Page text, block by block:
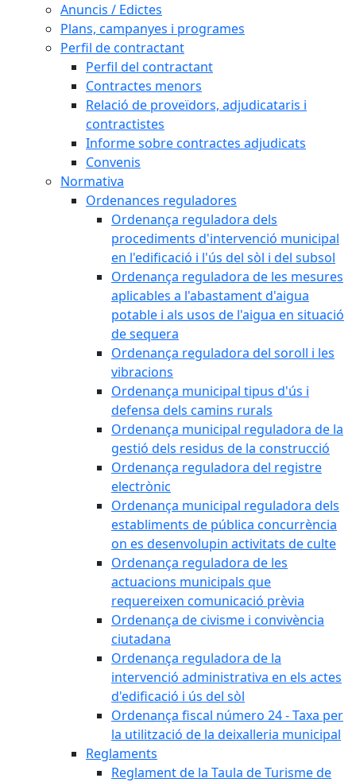
Anuncis / Edictes
Plans, campanyes i programes
Perfil de contractant
Perfil del contractant
Contractes menors
Relació de proveïdors, adjudicataris i
contractistes
Informe sobre contractes adjudicats
Convenis
Normativa
Ordenances reguladores
Ordenança reguladora dels
procediments d'intervenció municipal
en l'edificació i l'ús del sòl i del subsol
Ordenança reguladora de les mesures
aplicables a l'abastament d'aigua
potable i als usos de l'aigua en situació
de sequera
Ordenança reguladora del soroll i les
vibracions
Ordenança municipal tipus d'ús i
defensa dels camins rurals
Ordenança municipal reguladora de la
gestió dels residus de la construcció
Ordenança reguladora del registre
electrònic
Ordenança municipal reguladora dels
establiments de pública concurrència
on es desenvolupin activitats de culte
Ordenança reguladora de les
actuacions municipals que
requereixen comunicació prèvia
Ordenança de civisme i convivència
ciutadana
Ordenança reguladora de la
intervenció administrativa en els actes
d'edificació i ús del sòl
Ordenança fiscal número 24 - Taxa per
la utilització de la deixalleria municipal
Reglaments
Reglament de la Taula de Turisme de